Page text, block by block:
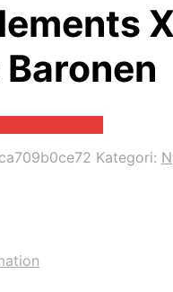
Kategori: